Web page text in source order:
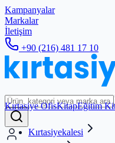
Kampanyalar
Markalar
İletişim
+90 (216) 481 17 10
Kırtasiye OfisKitapEğitim
Kırtasiyekalesi